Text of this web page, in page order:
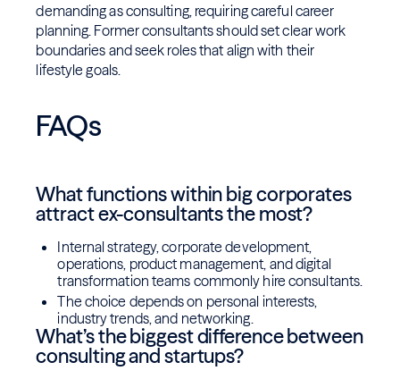
demanding as consulting, requiring careful career
planning. Former consultants should set clear work
boundaries and seek roles that align with their
lifestyle goals.
FAQs
What functions within big corporates
attract ex-consultants the most?
Internal strategy, corporate development,
operations, product management, and digital
transformation teams commonly hire consultants.
The choice depends on personal interests,
industry trends, and networking.
What’s the biggest difference between
consulting and startups?